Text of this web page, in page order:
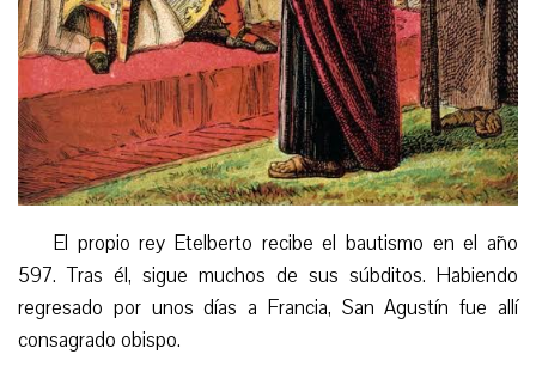
El propio rey Etelberto recibe el bautismo en el año
597. Tras él, sigue muchos de sus súbditos. Habiendo
regresado por unos días a Francia, San Agustín fue allí
consagrado obispo.